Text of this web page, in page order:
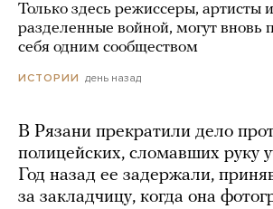
Только здесь режиссеры, артисты
разделенные войной, могут вновь
себя одним сообществом
ИСТОРИИ день назад
В Рязани прекратили дело
полицейских, сломавших руку
Год назад ее задержали,
за закладчицу, когда она